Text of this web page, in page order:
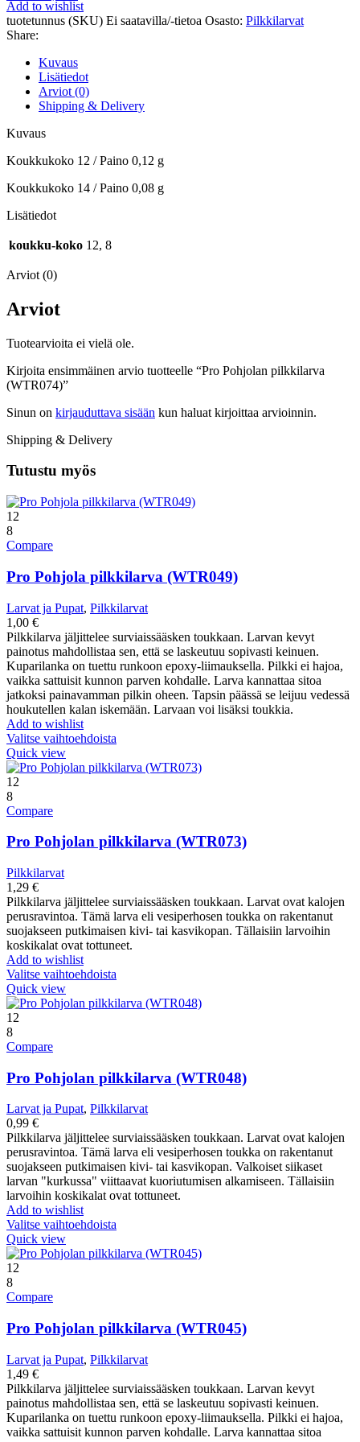
Add to wishlist
tuotetunnus (SKU) Ei saatavilla/-tietoa Osasto: Pilkkilarvat
Share:
Kuvaus
Lisätiedot
Arviot (0)
Shipping & Delivery
Kuvaus
Koukkukoko 12 / Paino 0,12 g
Koukkukoko 14 / Paino 0,08 g
Lisätiedot
koukku-koko 12, 8
Arviot (0)
Arviot
Tuotearvioita ei vielä ole.
Kirjoita ensimmäinen arvio tuotteelle “Pro Pohjolan pilkkilarva
(WTR074)”
Sinun on kirjauduttava sisään kun haluat kirjoittaa arvioinnin.
Shipping & Delivery
Tutustu myös
12
8
Compare
Pro Pohjola pilkkilarva (WTR049)
Larvat ja Pupat, Pilkkilarvat
1,00 €
Pilkkilarva jäljittelee surviaissääsken toukkaan. Larvan kevyt
painotus mahdollistaa sen, että se laskeutuu sopivasti keinuen.
Kuparilanka on tuettu runkoon epoxy-liimauksella. Pilkki ei hajoa,
vaikka sattuisit kunnon parven kohdalle. Larva kannattaa sitoa
jatkoksi painavamman pilkin oheen. Tapsin päässä se leijuu vedessä
houkutellen kalan iskemään. Larvaan voi lisäksi toukkia.
Add to wishlist
Valitse vaihtoehdoista
Quick view
12
8
Compare
Pro Pohjolan pilkkilarva (WTR073)
Pilkkilarvat
1,29 €
Pilkkilarva jäljittelee surviaissääsken toukkaan. Larvat ovat kalojen
perusravintoa. Tämä larva eli vesiperhosen toukka on rakentanut
suojakseen putkimaisen kivi- tai kasvikopan. Tällaisiin larvoihin
koskikalat ovat tottuneet.
Add to wishlist
Valitse vaihtoehdoista
Quick view
12
8
Compare
Pro Pohjolan pilkkilarva (WTR048)
Larvat ja Pupat, Pilkkilarvat
0,99 €
Pilkkilarva jäljittelee surviaissääsken toukkaan. Larvat ovat kalojen
perusravintoa. Tämä larva eli vesiperhosen toukka on rakentanut
suojakseen putkimaisen kivi- tai kasvikopan. Valkoiset siikaset
larvan "kurkussa" viittaavat kuoriutumisen alkamiseen. Tällaisiin
larvoihin koskikalat ovat tottuneet.
Add to wishlist
Valitse vaihtoehdoista
Quick view
12
8
Compare
Pro Pohjolan pilkkilarva (WTR045)
Larvat ja Pupat, Pilkkilarvat
1,49 €
Pilkkilarva jäljittelee surviaissääsken toukkaan. Larvan kevyt
painotus mahdollistaa sen, että se laskeutuu sopivasti keinuen.
Kuparilanka on tuettu runkoon epoxy-liimauksella. Pilkki ei hajoa,
vaikka sattuisit kunnon parven kohdalle. Larva kannattaa sitoa